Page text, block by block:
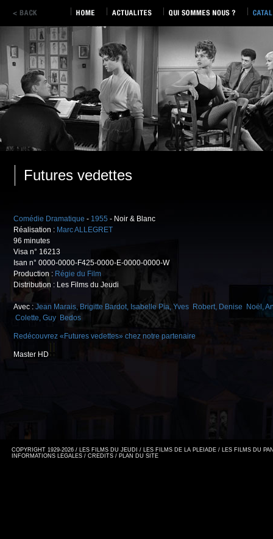
Futures vedettes
Comédie Dramatique - 1955 - Noir & Blanc
Réalisation : Marc ALLEGRET
96 minutes
Visa n° 16213
Isan n° 0000-0000-F425-0000-E-0000-0000-W
Production : Régie du Film
Distribution : Les Films du Jeudi
Avec : Jean Marais, Brigitte Bardot, Isabelle Pia, Yves Robert, Denise Noël ,
Colette, Guy Bedos
Redécouvrez «Futures vedettes» chez notre partenaire
Master HD
COPYRIGHT 1929-2026 / LES FILMS DU JEUDI / LES FILMS DE LA PLEIADE / LES FILMS DU
INFORMATIONS LEGALES / CREDITS / PLAN DU SITE